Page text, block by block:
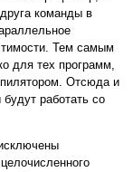
команды в
Тем самым
для тех программ,
Отсюда и
работать со